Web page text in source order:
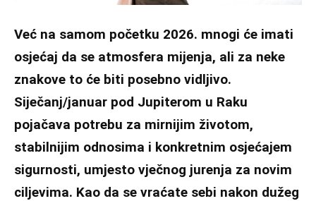
Već na samom početku 2026. mnogi će imati
osjećaj da se atmosfera mijenja, ali za neke
znakove to će biti posebno vidljivo.
Siječanj/januar pod Jupiterom u Raku
pojačava potrebu za mirnijim životom,
stabilnijim odnosima i konkretnim osjećajem
sigurnosti, umjesto vječnog jurenja za novim
ciljevima. Kao da se vraćate sebi nakon dužeg